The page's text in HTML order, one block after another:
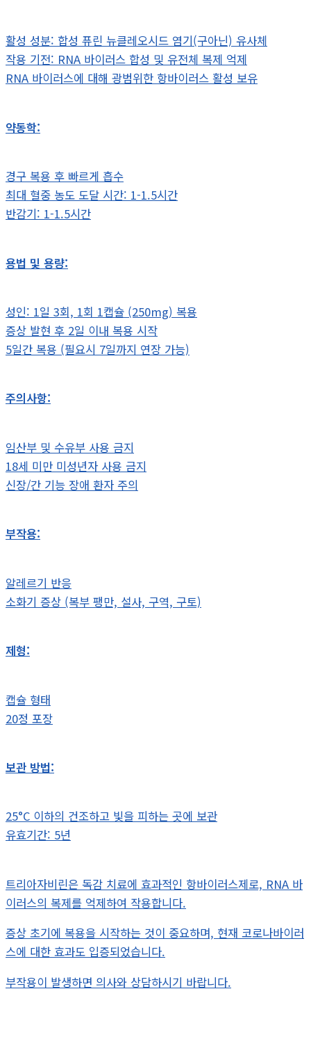
활성 성분: 합성 퓨린 뉴클레오시드 염기(구아닌) 유사체
작용 기전: RNA 바이러스 합성 및 유전체 복제 억제
RNA 바이러스에 대해 광범위한 항바이러스 활성 보유
약동학:
경구 복용 후 빠르게 흡수
최대 혈중 농도 도달 시간: 1-1.5시간
반감기: 1-1.5시간
용법 및 용량:
성인: 1일 3회, 1회 1캡슐 (250mg) 복용
증상 발현 후 2일 이내 복용 시작
5일간 복용 (필요시 7일까지 연장 가능)
주의사항:
임산부 및 수유부 사용 금지
18세 미만 미성년자 사용 금지
신장/간 기능 장애 환자 주의
부작용:
알레르기 반응
소화기 증상 (복부 팽만, 설사, 구역, 구토)
제형:
캡슐 형태
20정 포장
보관 방법:
25°C 이하의 건조하고 빛을 피하는 곳에 보관
유효기간: 5년
트리아자비린은 독감 치료에 효과적인 항바이러스제로, RNA 바
이러스의 복제를 억제하여 작용합니다.
증상 초기에 복용을 시작하는 것이 중요하며, 현재 코로나바이러
스에 대한 효과도 입증되었습니다.
부작용이 발생하면 의사와 상담하시기 바랍니다.